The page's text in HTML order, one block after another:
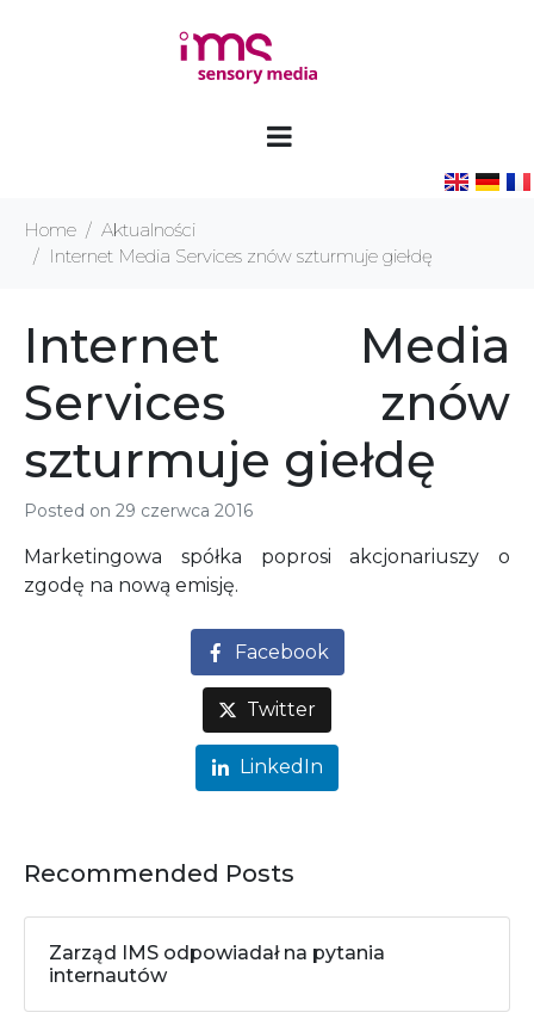
Home
Aktualności
Internet Media Services znów szturmuje giełdę
Internet Media
Services znów
szturmuje giełdę
Posted on 29 czerwca 2016
Marketingowa spółka poprosi akcjonariuszy o
zgodę na nową emisję.
Facebook
Twitter
LinkedIn
Recommended Posts
Zarząd IMS odpowiadał na pytania
internautów